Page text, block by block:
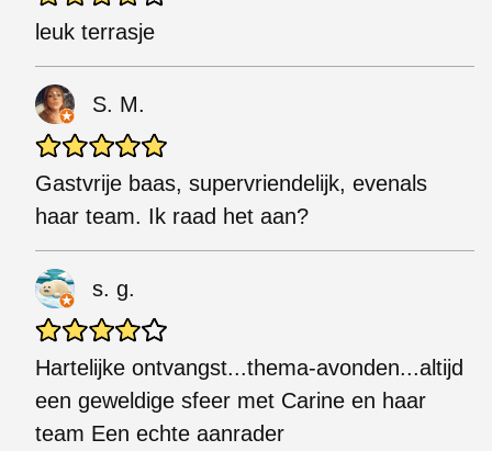
leuk terrasje
S. M.
Gastvrije baas, supervriendelijk, evenals
haar team. Ik raad het aan?
s. g.
Hartelijke ontvangst...thema-avonden...altijd
een geweldige sfeer met Carine en haar
team Een echte aanrader